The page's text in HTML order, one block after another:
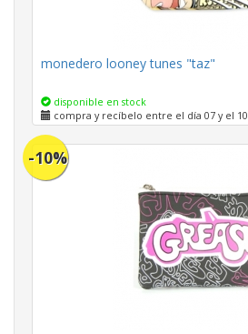
monedero looney tunes "taz"
disponible en stock
compra y recíbelo entre el día 07 y el 10
-10%